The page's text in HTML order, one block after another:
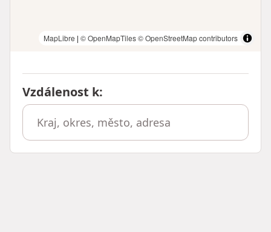
MapLibre | © OpenMapTiles© OpenStreetMap contributors
Vzdálenost k: